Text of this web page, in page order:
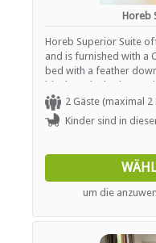
Horeb
Horeb Superior Suite
and is furnished with a
bed with a feather
blanket. The bathroom
There is a lounge
screen TV, Wi-Fi and
2 Gäste (maximal 2
Kinder sind in
um die